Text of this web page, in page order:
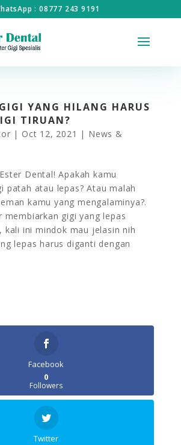
: 08777 243 9191
YANG HILANG HARUS
TIRUAN?
| Oct 12, 2021 | News &
Dental! Apakah kamu
patah atau lepas? Atau malah
kamu yang mengalaminya?.
membiarkan gigi yang lepas
kali ini mindok mau jelasin nih
lepas harus diganti dengan
Facebook
0
Followers
Twitter